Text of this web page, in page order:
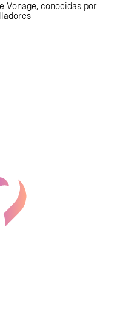
Vonage, conocidas por